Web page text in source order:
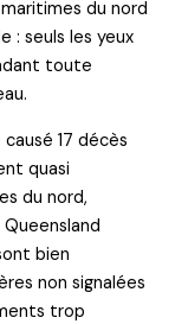
du nord
: seuls les yeux
toute
17 décès
quasi
du nord,
bien
non signalées
trop